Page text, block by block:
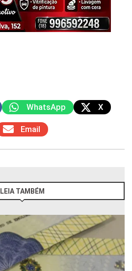
WhatsApp X
Email
LEIA TAMBÉM